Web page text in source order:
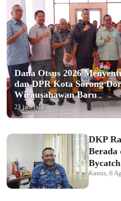
Dana Otsus 2026
dan DPR Kota Sorong
Wirausahawan Baru
23 jam lalu
DKP
Berada
Kamis, 6